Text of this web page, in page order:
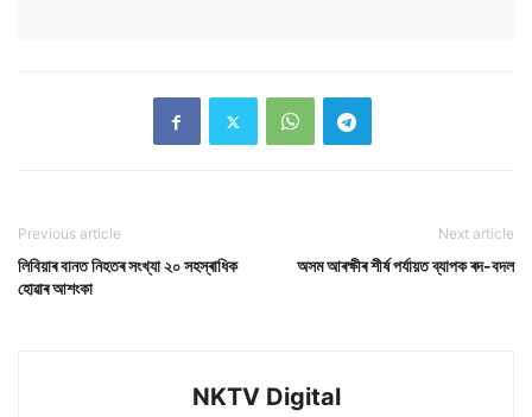
Previous article
লিবিয়াৰ বানত নিহতৰ সংখ্যা ২০ সহস্ৰাধিক
হোৱাৰ আশংকা
Next article
অসম আৰক্ষীৰ শীৰ্ষ পৰ্যায়ত ব্যাপক ৰদ-বদল
NKTV Digital